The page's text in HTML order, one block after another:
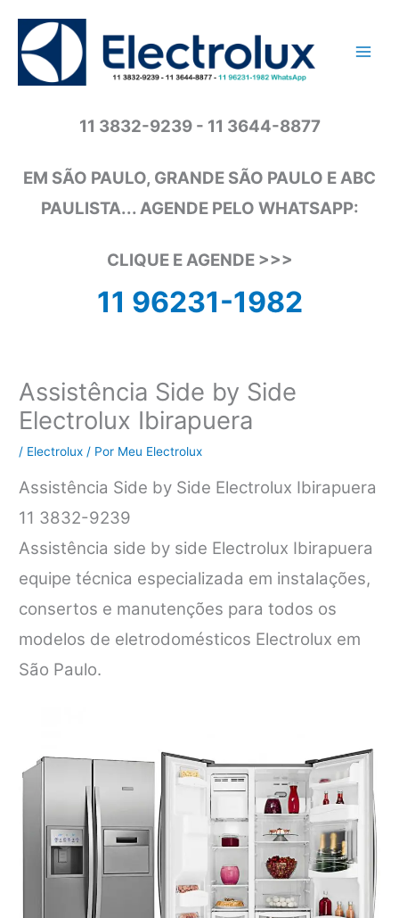
conteúdo
11 3832-9239 - 11 3644-8877
EM SÃO PAULO, GRANDE SÃO PAULO E ABC
PAULISTA... AGENDE PELO WHATSAPP:
CLIQUE E AGENDE >>>
11 96231-1982
Assistência Side by Side
Electrolux Ibirapuera
/ Electrolux / Por Meu Electrolux
Assistência Side by Side Electrolux Ibirapuera
11 3832-9239
Assistência side by side Electrolux Ibirapuera
equipe técnica especializada em instalações,
consertos e manutenções para todos os
modelos de eletrodomésticos Electrolux em
São Paulo.